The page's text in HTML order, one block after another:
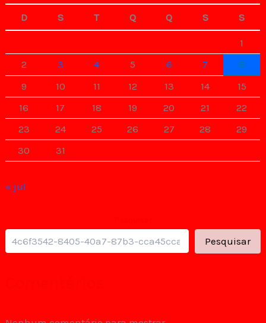
D S T Q Q S S
1
2
3 4 5 6 7
8
9
10 11 12 13 14
15
16
17 18 19 20 21
22
23
24 25 26 27 28
29
30
31
« jul
Pesquisar